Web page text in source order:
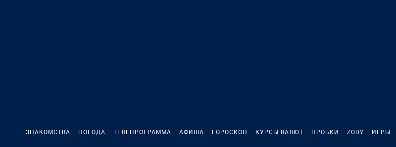
ЗНАКОМСТВА ПОГОДА ТЕЛЕПРОГРАММА АФИША ГОРОСКОП КУРСЫ ВАЛЮТ ПРОБКИ ZODY ИГРЫ